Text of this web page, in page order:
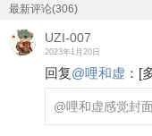
最新评论(306)
UZI-007
2023年1月20日
回复@哩和虚 ： [
@哩和虚感觉封